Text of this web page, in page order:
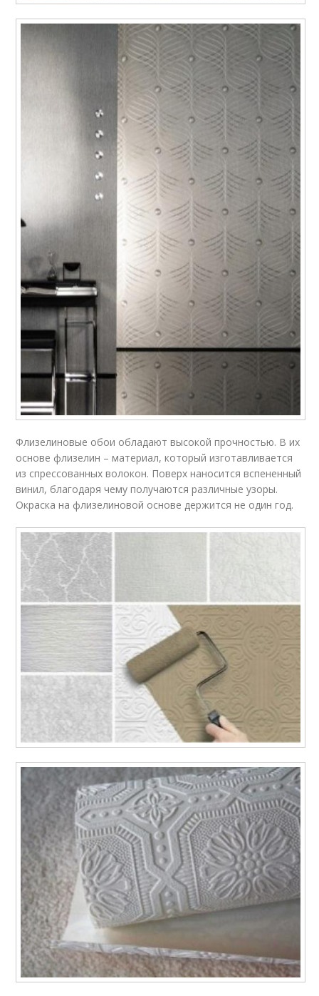
Флизелиновые обои обладают высокой прочностью. В их
основе флизелин – материал, который изготавливается
из спрессованных волокон. Поверх наносится вспененный
винил, благодаря чему получаются различные узоры.
Окраска на флизелиновой основе держится не один год.